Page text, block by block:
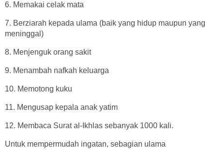
6. Memakai celak mata
7. Berziarah kepada ulama (baik yang hidup maupun yang
meninggal)
8. Menjenguk orang sakit
9. Menambah nafkah keluarga
10. Memotong kuku
11. Mengusap kepala anak yatim
12. Membaca Surat al-Ikhlas sebanyak 1000 kali.
Untuk mempermudah ingatan, sebagian ulama